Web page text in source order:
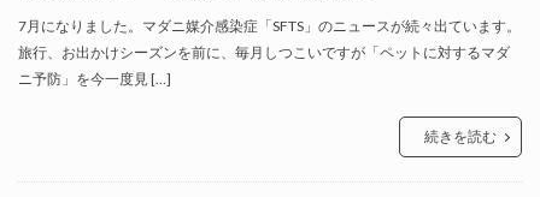
7月になりました。マダニ媒介感染症「SFTS」のニュースが続々出ています。
旅行、お出かけシーズンを前に、毎月しつこいですが「ペットに対するマダ
ニ予防」を今一度見 […]
続きを読む